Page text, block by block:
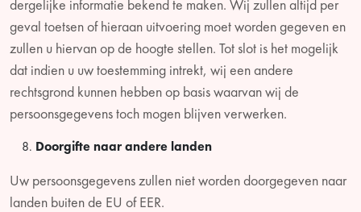
dergelijke informatie bekend te maken. Wij zullen altijd per
geval toetsen of hieraan uitvoering moet worden gegeven en
zullen u hiervan op de hoogte stellen. Tot slot is het mogelijk
dat indien u uw toestemming intrekt, wij een andere
rechtsgrond kunnen hebben op basis waarvan wij de
persoonsgegevens toch mogen blijven verwerken.
Doorgifte naar andere landen
Uw persoonsgegevens zullen niet worden doorgegeven naar
landen buiten de EU of EER.